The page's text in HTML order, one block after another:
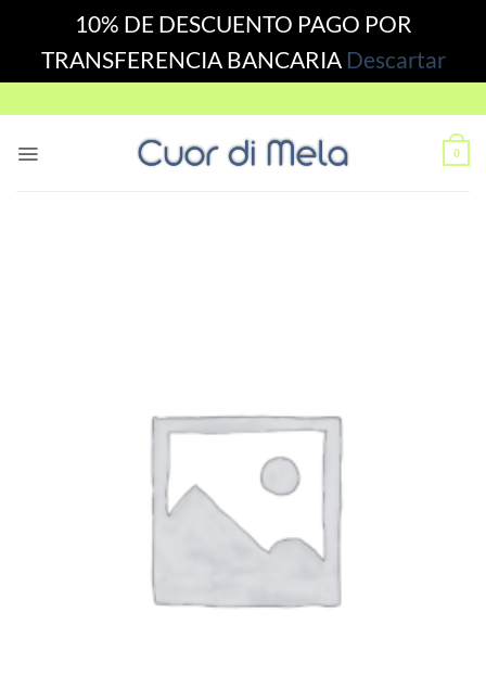
10% DE DESCUENTO PAGO POR
TRANSFERENCIA BANCARIA Descartar
to
0